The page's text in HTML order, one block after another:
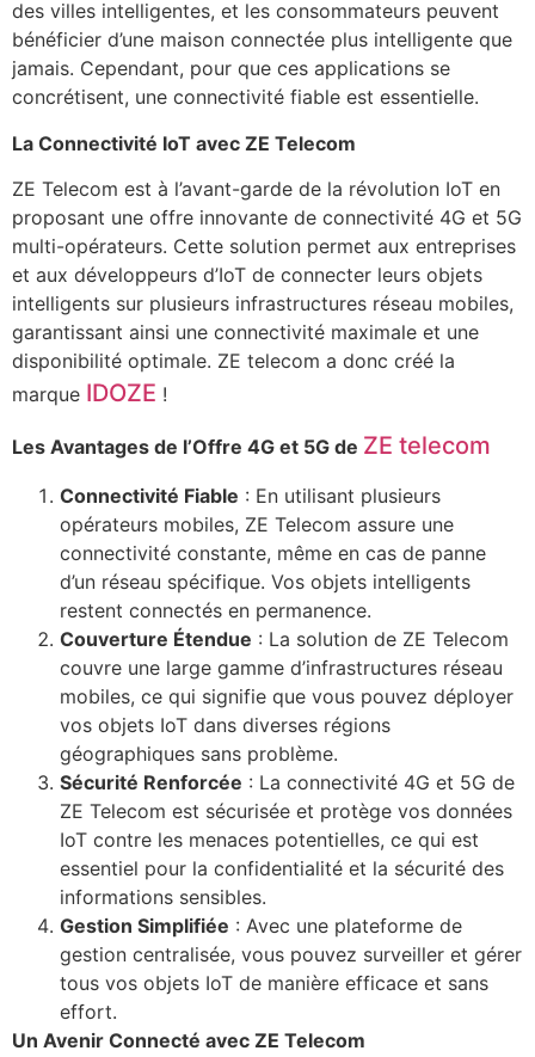
des villes intelligentes, et les consommateurs peuvent
bénéficier d’une maison connectée plus intelligente que
jamais. Cependant, pour que ces applications se
concrétisent, une connectivité fiable est essentielle.
La Connectivité IoT avec ZE Telecom
ZE Telecom est à l’avant-garde de la révolution IoT en
proposant une offre innovante de connectivité 4G et 5G
multi-opérateurs. Cette solution permet aux entreprises
et aux développeurs d’IoT de connecter leurs objets
intelligents sur plusieurs infrastructures réseau mobiles,
garantissant ainsi une connectivité maximale et une
disponibilité optimale. ZE telecom a donc créé la
marque IDOZE !
Les Avantages de l’Offre 4G et 5G de ZE telecom
Connectivité Fiable : En utilisant plusieurs
opérateurs mobiles, ZE Telecom assure une
connectivité constante, même en cas de panne
d’un réseau spécifique. Vos objets intelligents
restent connectés en permanence.
Couverture Étendue : La solution de ZE Telecom
couvre une large gamme d’infrastructures réseau
mobiles, ce qui signifie que vous pouvez déployer
vos objets IoT dans diverses régions
géographiques sans problème.
Sécurité Renforcée : La connectivité 4G et 5G de
ZE Telecom est sécurisée et protège vos données
IoT contre les menaces potentielles, ce qui est
essentiel pour la confidentialité et la sécurité des
informations sensibles.
Gestion Simplifiée : Avec une plateforme de
gestion centralisée, vous pouvez surveiller et gérer
tous vos objets IoT de manière efficace et sans
effort.
Un Avenir Connecté avec ZE Telecom